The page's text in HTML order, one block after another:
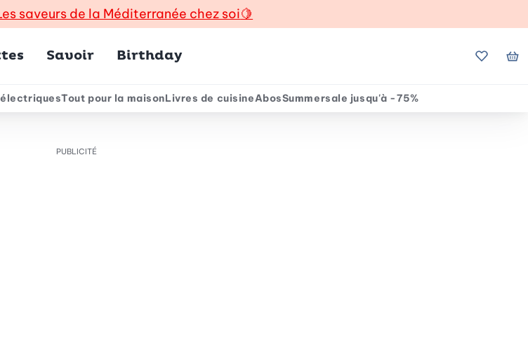
saveurs de la Méditerranée chez soi🍋
Savoir Birthday Mes
Tout pour la maisonLivres de cuisineAbosSummersale jusqu'à -75%
PUBLICITÉ